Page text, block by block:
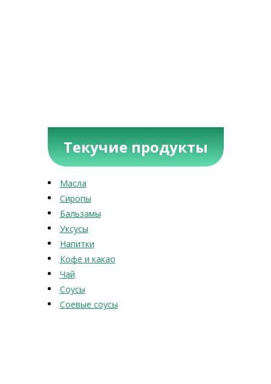
Текучие продукты
Масла
Сиропы
Бальзамы
Уксусы
Напитки
Кофе и какао
Чай
Соусы
Соевые соусы